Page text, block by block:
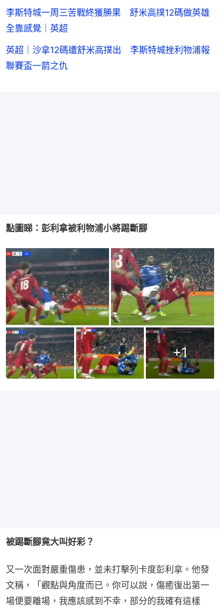
李斯特城一周三苦戰終獲勝果 舒米高撲12碼做英雄
全靠感覺｜英超
英超｜沙拿12碼遭舒米高撲出 李斯特城挫利物浦報
聯賽盃一箭之仇
點圖睇：彭利拿被利物浦小將踢斷腳
+1
被踢斷腳竟大叫好彩？
又一次面對嚴重傷患，並未打擊列卡度彭利拿。他發
文稱，「觀點與角度而已。你可以說，傷癒復出第一
場便要離場，我應該感到不幸，部分的我確有這樣